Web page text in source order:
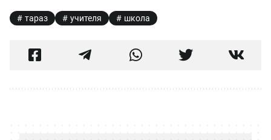
тараз учителя школа